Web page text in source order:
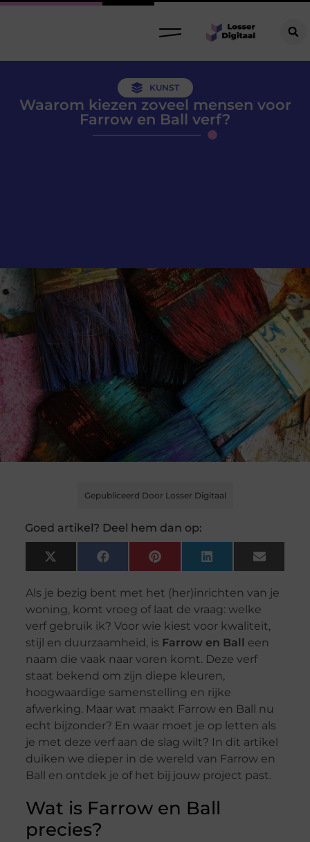
KUNST
Waarom kiezen zoveel mensen voor
Farrow en Ball verf?
Gepubliceerd Door Losser Digitaal
Goed artikel? Deel hem dan op:
X
(Twitter)
FacebookPinterest LinkedIn Email
Als je bezig bent met het (her)inrichten van je
woning, komt vroeg of laat de vraag: welke
verf gebruik ik? Voor wie kiest voor kwaliteit,
stijl en duurzaamheid, is Farrow en Ball een
naam die vaak naar voren komt. Deze verf
staat bekend om zijn diepe kleuren,
hoogwaardige samenstelling en rijke
afwerking. Maar wat maakt Farrow en Ball nu
echt bijzonder? En waar moet je op letten als
je met deze verf aan de slag wilt? In dit artikel
duiken we dieper in de wereld van Farrow en
Ball en ontdek je of het bij jouw project past.
Wat is Farrow en Ball
precies?